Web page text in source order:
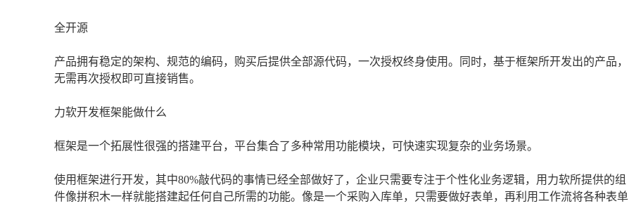
全开源
产品拥有稳定的架构、规范的编码，购买后提供全部源代码，一次授权终身使用。同时，基于框架所开发出的产品，
无需再次授权即可直接销售。
力软开发框架能做什么
框架是一个拓展性很强的搭建平台，平台集合了多种常用功能模块，可快速实现复杂的业务场景。
使用框架进行开发，其中80%敲代码的事情已经全部做好了，企业只需要专注于个性化业务逻辑，用力软所提供的组
件像拼积木一样就能搭建起任何自己所需的功能。像是一个采购入库单，只需要做好表单，再利用工作流将各种表单